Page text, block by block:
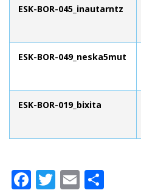
ESK-BOR-045_inautarntz
ESK-BOR-049_neska5mut
ESK-BOR-019_bixita
Facebook
Twitter
Email